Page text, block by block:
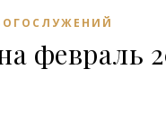
февраль